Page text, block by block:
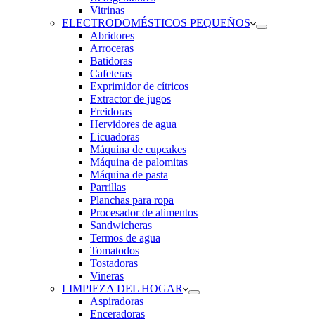
Vitrinas
ELECTRODOMÉSTICOS PEQUEÑOS
Abridores
Arroceras
Batidoras
Cafeteras
Exprimidor de cítricos
Extractor de jugos
Freidoras
Hervidores de agua
Licuadoras
Máquina de cupcakes
Máquina de palomitas
Máquina de pasta
Parrillas
Planchas para ropa
Procesador de alimentos
Sandwicheras
Termos de agua
Tomatodos
Tostadoras
Vineras
LIMPIEZA DEL HOGAR
Aspiradoras
Enceradoras